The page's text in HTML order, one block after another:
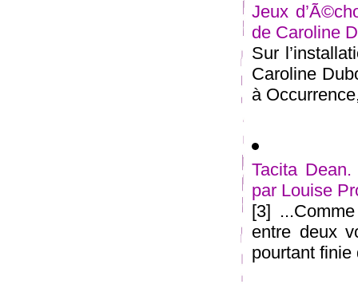
Jeux
de Caroline
Sur
Caroline
à
Tacita
par Louise
[3]
entre deux
pourtant finie